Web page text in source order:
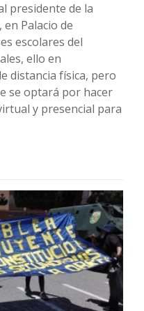
presidente de la
en Palacio de
escolares del
ello en
distancia física, pero
se optará por hacer
y presencial para